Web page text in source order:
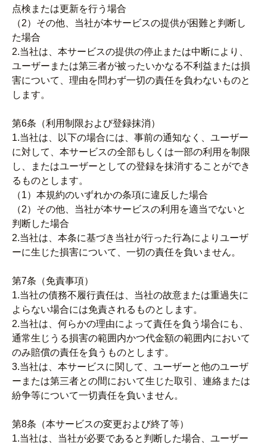
点検または更新を行う場合
（2）その他、当社が本サービスの提供が困難と判断し
た場合
2.当社は、本サービスの提供の停止または中断により、
ユーザーまたは第三者が被ったいかなる不利益または損
害について、理由を問わず一切の責任を負わないものと
します。
第6条（利用制限および登録抹消）
1.当社は、以下の場合には、事前の通知なく、ユーザー
に対して、本サービスの全部もしくは一部の利用を制限
し、またはユーザーとしての登録を抹消することができ
るものとします。
（1）本規約のいずれかの条項に違反した場合
（2）その他、当社が本サービスの利用を適当でないと
判断した場合
2.当社は、本条に基づき当社が行った行為によりユーザ
ーに生じた損害について、一切の責任を負いません。
第7条（免責事項）
1.当社の債務不履行責任は、当社の故意または重過失に
よらない場合には免責されるものとします。
2.当社は、何らかの理由によって責任を負う場合にも、
通常生じうる損害の範囲内かつ代金額の範囲内において
のみ賠償の責任を負うものとします。
3.当社は、本サービスに関して、ユーザーと他のユーザ
ーまたは第三者との間において生じた取引、連絡または
紛争等について一切責任を負いません。
第8条（本サービスの変更および終了等）
1.当社は、当社が必要であると判断した場合、ユーザー